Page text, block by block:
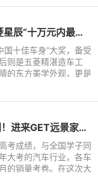
专业诠释匠心，解读五菱星辰“十万元内最能打”的安全品质
十佳车身”大奖，备受
则是五菱精湛造车工
的东方美学外观，更是
内最能打”的安全品
1-7月SUV销冠又是吉利！进来GET远景家族累销236万+的学霸秘籍！
考成绩，与全国学子同
大考的汽车行业，各车
的销量考卷。在这次大
军者吉利汽车，依然势